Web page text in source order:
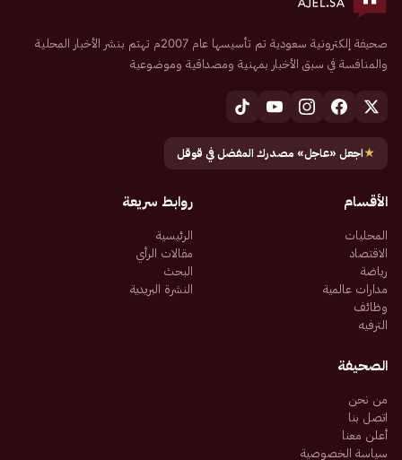
صحيفة إلكترونية سعودية تم تأسيسها عام 2007م تهتم بنشر الأخبار المحلية
والمنافسة في سبق الأخبار بمهنية ومصداقية وموضوعية
★اجعل «عاجل» مصدرك المفضل في قوقل
الأقسام
المحليات
الاقتصاد
رياضة
مدارات عالمية
وظائف
الترفيه
روابط سريعة
الرئيسية
مقالات الرأي
البحث
النشرة البريدية
الصحيفة
من نحن
اتصل بنا
أعلن معنا
سياسة الخصوصية